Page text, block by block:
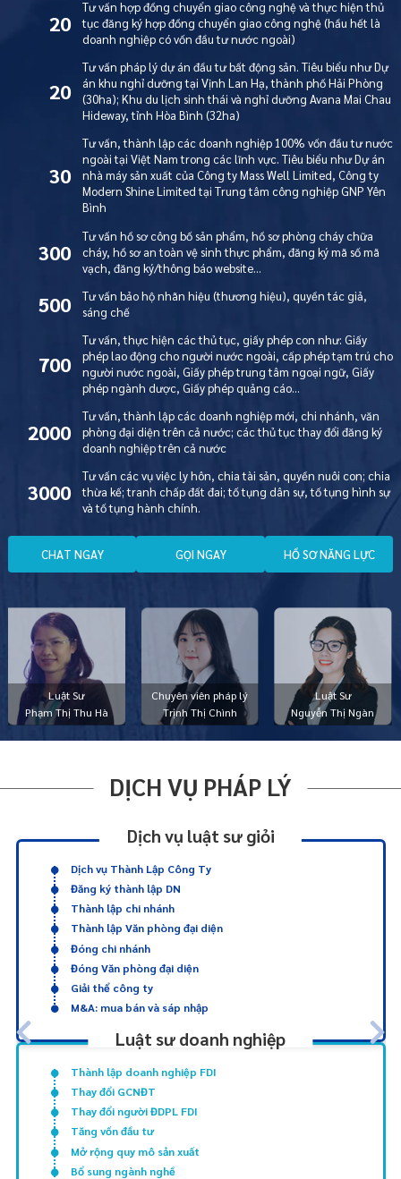
Luật Sư
Phạm Thị Thu Hà
Chuyên viên pháp lý
Trịnh Thị Chình
Luật Sư
Nguyễn Thị Ngàn
20
Tư vấn hợp đồng chuyển giao công nghệ và thực hiện thủ
tục đăng ký hợp đồng chuyển giao công nghệ (hầu hết là
doanh nghiệp có vốn đầu tư nước ngoài)
20
Tư vấn pháp lý dự án đầu tư bất động sản. Tiêu biểu như Dự
án khu nghỉ dưỡng tại Vịnh Lan Hạ, thành phố Hải Phòng
(30ha); Khu du lịch sinh thái và nghỉ dưỡng Avana Mai Chau
Hideway, tỉnh Hòa Bình (32ha)
30
Tư vấn, thành lập các doanh nghiệp 100% vốn đầu tư nước
ngoài tại Việt Nam trong các lĩnh vực. Tiêu biểu như Dự án
nhà máy sản xuất của Công ty Mass Well Limited, Công ty
Modern Shine Limited tại Trung tâm công nghiệp GNP Yên
Bình
300
Tư vấn hồ sơ công bố sản phẩm, hồ sơ phòng cháy chữa
cháy, hồ sơ an toàn vệ sinh thực phẩm, đăng ký mã số mã
vạch, đăng ký/thông báo website…
500
Tư vấn bảo hộ nhãn hiệu (thương hiệu), quyền tác giả,
sáng chế
700
Tư vấn, thực hiện các thủ tục, giấy phép con như: Giấy
phép lao động cho người nước ngoài, cấp phép tạm trú cho
người nước ngoài, Giấy phép trung tâm ngoại ngữ, Giấy
phép ngành dược, Giấy phép quảng cáo…
2000
Tư vấn, thành lập các doanh nghiệp mới, chi nhánh, văn
phòng đại diện trên cả nước; các thủ tục thay đổi đăng ký
doanh nghiệp trên cả nước
3000
Tư vấn các vụ việc ly hôn, chia tài sản, quyền nuôi con; chia
thừa kế; tranh chấp đất đai; tố tụng dân sự, tố tụng hình sự
và tố tụng hành chính.
CHAT NGAY GỌI NGAY HỒ SƠ NĂNG LỰC
DỊCH VỤ PHÁP LÝ
Dịch vụ luật sư giỏi
Dịch vụ Thành Lập Công Ty
Đăng ký thành lập DN
Thành lập chi nhánh
Thành lập Văn phòng đại diện
Đóng chi nhánh
Đóng Văn phòng đại diện
Giải thể công ty
M&A: mua bán và sáp nhập
Luật sư doanh nghiệp
Thành lập doanh nghiệp FDI
Thay đổi GCNĐT
Thay đổi người ĐDPL FDI
Tăng vốn đầu tư
Mở rộng quy mô sản xuất
Bổ sung ngành nghề